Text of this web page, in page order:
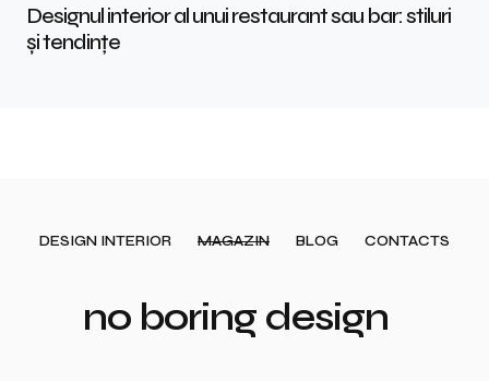
Designul interior al unui restaurant sau bar: stiluri
și tendințe
DESIGN INTERIOR MAGAZIN BLOG CONTACTS
no boring design